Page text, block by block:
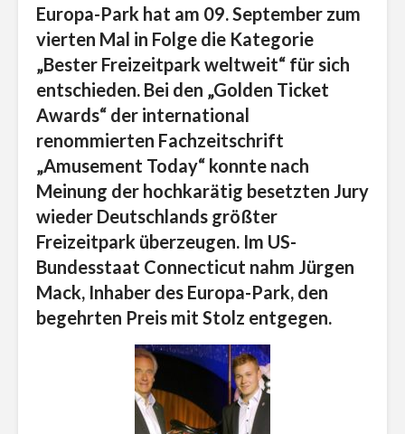
Europa-Park hat am 09. September zum
vierten Mal in Folge die Kategorie
„Bester Freizeitpark weltweit“ für sich
entschieden. Bei den „Golden Ticket
Awards“ der international
renommierten Fachzeitschrift
„Amusement Today“ konnte nach
Meinung der hochkarätig besetzten Jury
wieder Deutschlands größter
Freizeitpark überzeugen. Im US-
Bundesstaat Connecticut nahm Jürgen
Mack, Inhaber des Europa-Park, den
begehrten Preis mit Stolz entgegen.